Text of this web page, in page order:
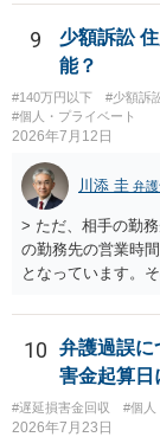
9
少額訴訟
能？
#140万円以下 #少額訴
#個人・プライベート
2026年7月12日
川添 圭 弁
> ただ、相手の勤
の勤務先の営業時
となっています。
夜間の送達を上申
かすには早すぎる
せん。裁判所とし
い可能性もありま
は裁判所へ相談し
10
弁護過誤に
害金起算日
#遅延損害金回収 #個人
2026年7月23日